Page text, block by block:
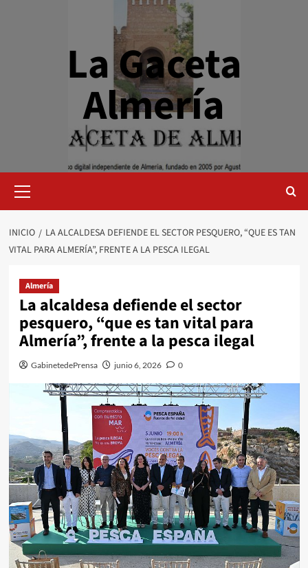
La Gaceta
Almería
primario
INICIO
LA ALCALDESA DEFIENDE EL SECTOR PESQUERO, “QUE ES TAN
VITAL PARA ALMERÍA”, FRENTE A LA PESCA ILEGAL
Almería
La alcaldesa defiende el sector
pesquero, “que es tan vital para
Almería”, frente a la pesca ilegal
GabinetedePrensa junio 6, 2026 0